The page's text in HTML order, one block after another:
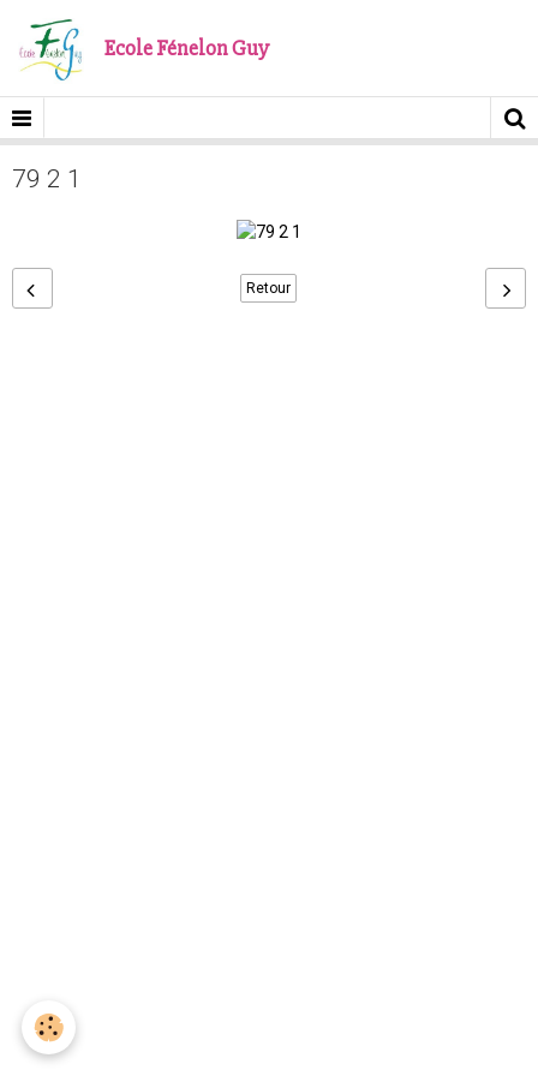
Ecole Fénelon Guy
79 2 1
Retour